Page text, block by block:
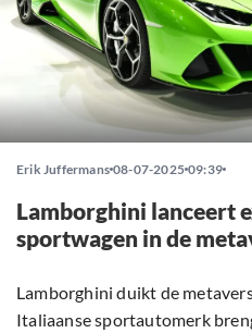
Erik Juffermans 08-07-2025 09:39
Lamborghini lanceert
sportwagen in de
Lamborghini duikt de
Italiaanse sportautomerk